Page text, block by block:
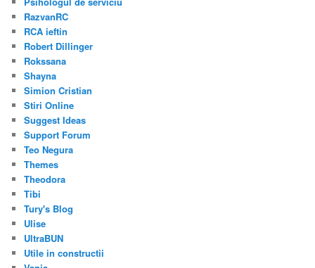
RazvanRC
RCA ieftin
Robert Dillinger
Rokssana
Shayna
Simion Cristian
Stiri Online
Suggest Ideas
Support Forum
Teo Negura
Themes
Theodora
Tibi
Tury's Blog
Ulise
UltraBUN
Utile in constructii